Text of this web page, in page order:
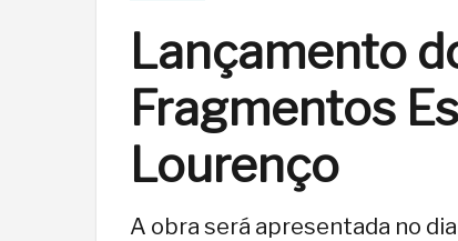
Lançamento
Fragmentos
Lourenço
A obra será apresentada no